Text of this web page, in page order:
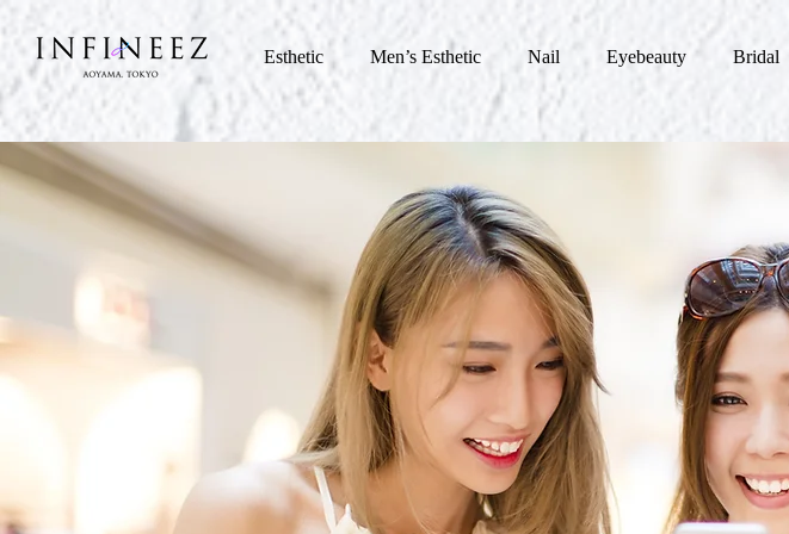
Esthetic Men’s Esthetic Nail Eyebeauty Bridal